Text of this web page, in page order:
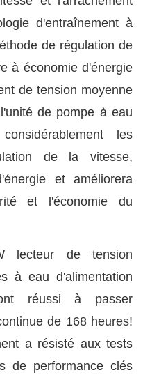
d'entraînement à
de régulation de
à économie d'énergie
de tension moyenne
de pompe à eau
les
de la vitesse,
et améliorera
et l'économie du
lecteur de tension
à eau d'alimentation
réussi à passer
de 168 heures!
a résisté aux tests
de performance clés